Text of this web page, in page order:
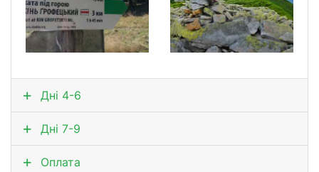
Дні 4-6
Дні 7-9
Оплата